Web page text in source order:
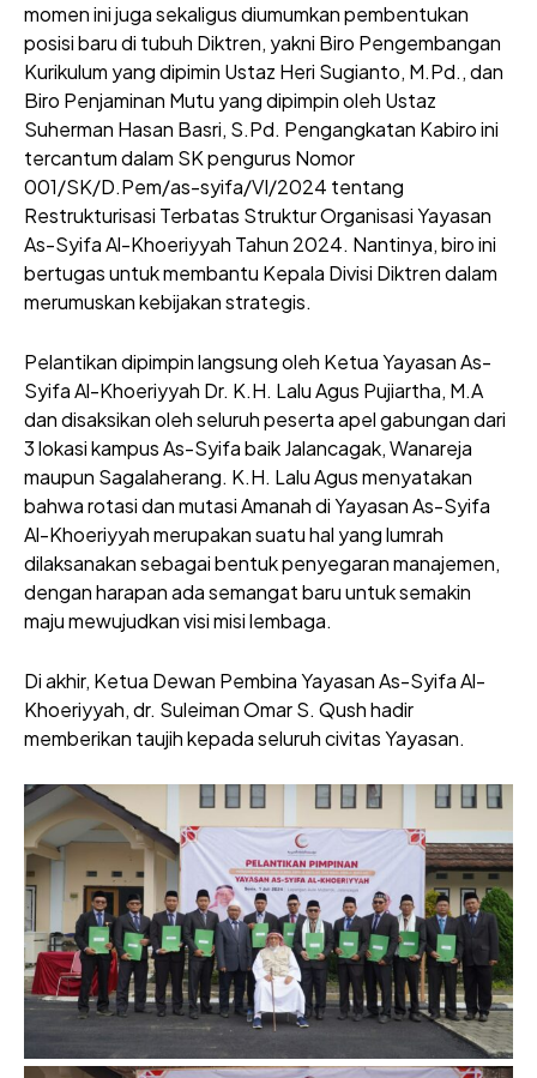
momen ini juga sekaligus diumumkan pembentukan
posisi baru di tubuh Diktren, yakni Biro Pengembangan
Kurikulum yang dipimin Ustaz Heri Sugianto, M.Pd., dan
Biro Penjaminan Mutu yang dipimpin oleh Ustaz
Suherman Hasan Basri, S.Pd. Pengangkatan Kabiro ini
tercantum dalam SK pengurus Nomor
001/SK/D.Pem/as-syifa/VI/2024 tentang
Restrukturisasi Terbatas Struktur Organisasi Yayasan
As-Syifa Al-Khoeriyyah Tahun 2024. Nantinya, biro ini
bertugas untuk membantu Kepala Divisi Diktren dalam
merumuskan kebijakan strategis.
Pelantikan dipimpin langsung oleh Ketua Yayasan As-
Syifa Al-Khoeriyyah Dr. K.H. Lalu Agus Pujiartha, M.A
dan disaksikan oleh seluruh peserta apel gabungan dari
3 lokasi kampus As-Syifa baik Jalancagak, Wanareja
maupun Sagalaherang. K.H. Lalu Agus menyatakan
bahwa rotasi dan mutasi Amanah di Yayasan As-Syifa
Al-Khoeriyyah merupakan suatu hal yang lumrah
dilaksanakan sebagai bentuk penyegaran manajemen,
dengan harapan ada semangat baru untuk semakin
maju mewujudkan visi misi lembaga.
Di akhir, Ketua Dewan Pembina Yayasan As-Syifa Al-
Khoeriyyah, dr. Suleiman Omar S. Qush hadir
memberikan taujih kepada seluruh civitas Yayasan.